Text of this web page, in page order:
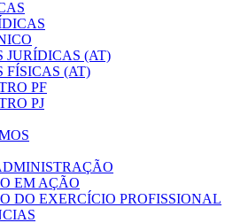
JURÍDICAS (AT)
FÍSICAS (AT)
PF
PJ
EM AÇÃO
DO EXERCÍCIO PROFISSIONAL